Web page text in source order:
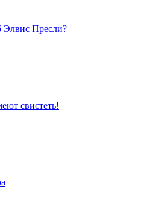
Элвис Пресли?
свистеть!